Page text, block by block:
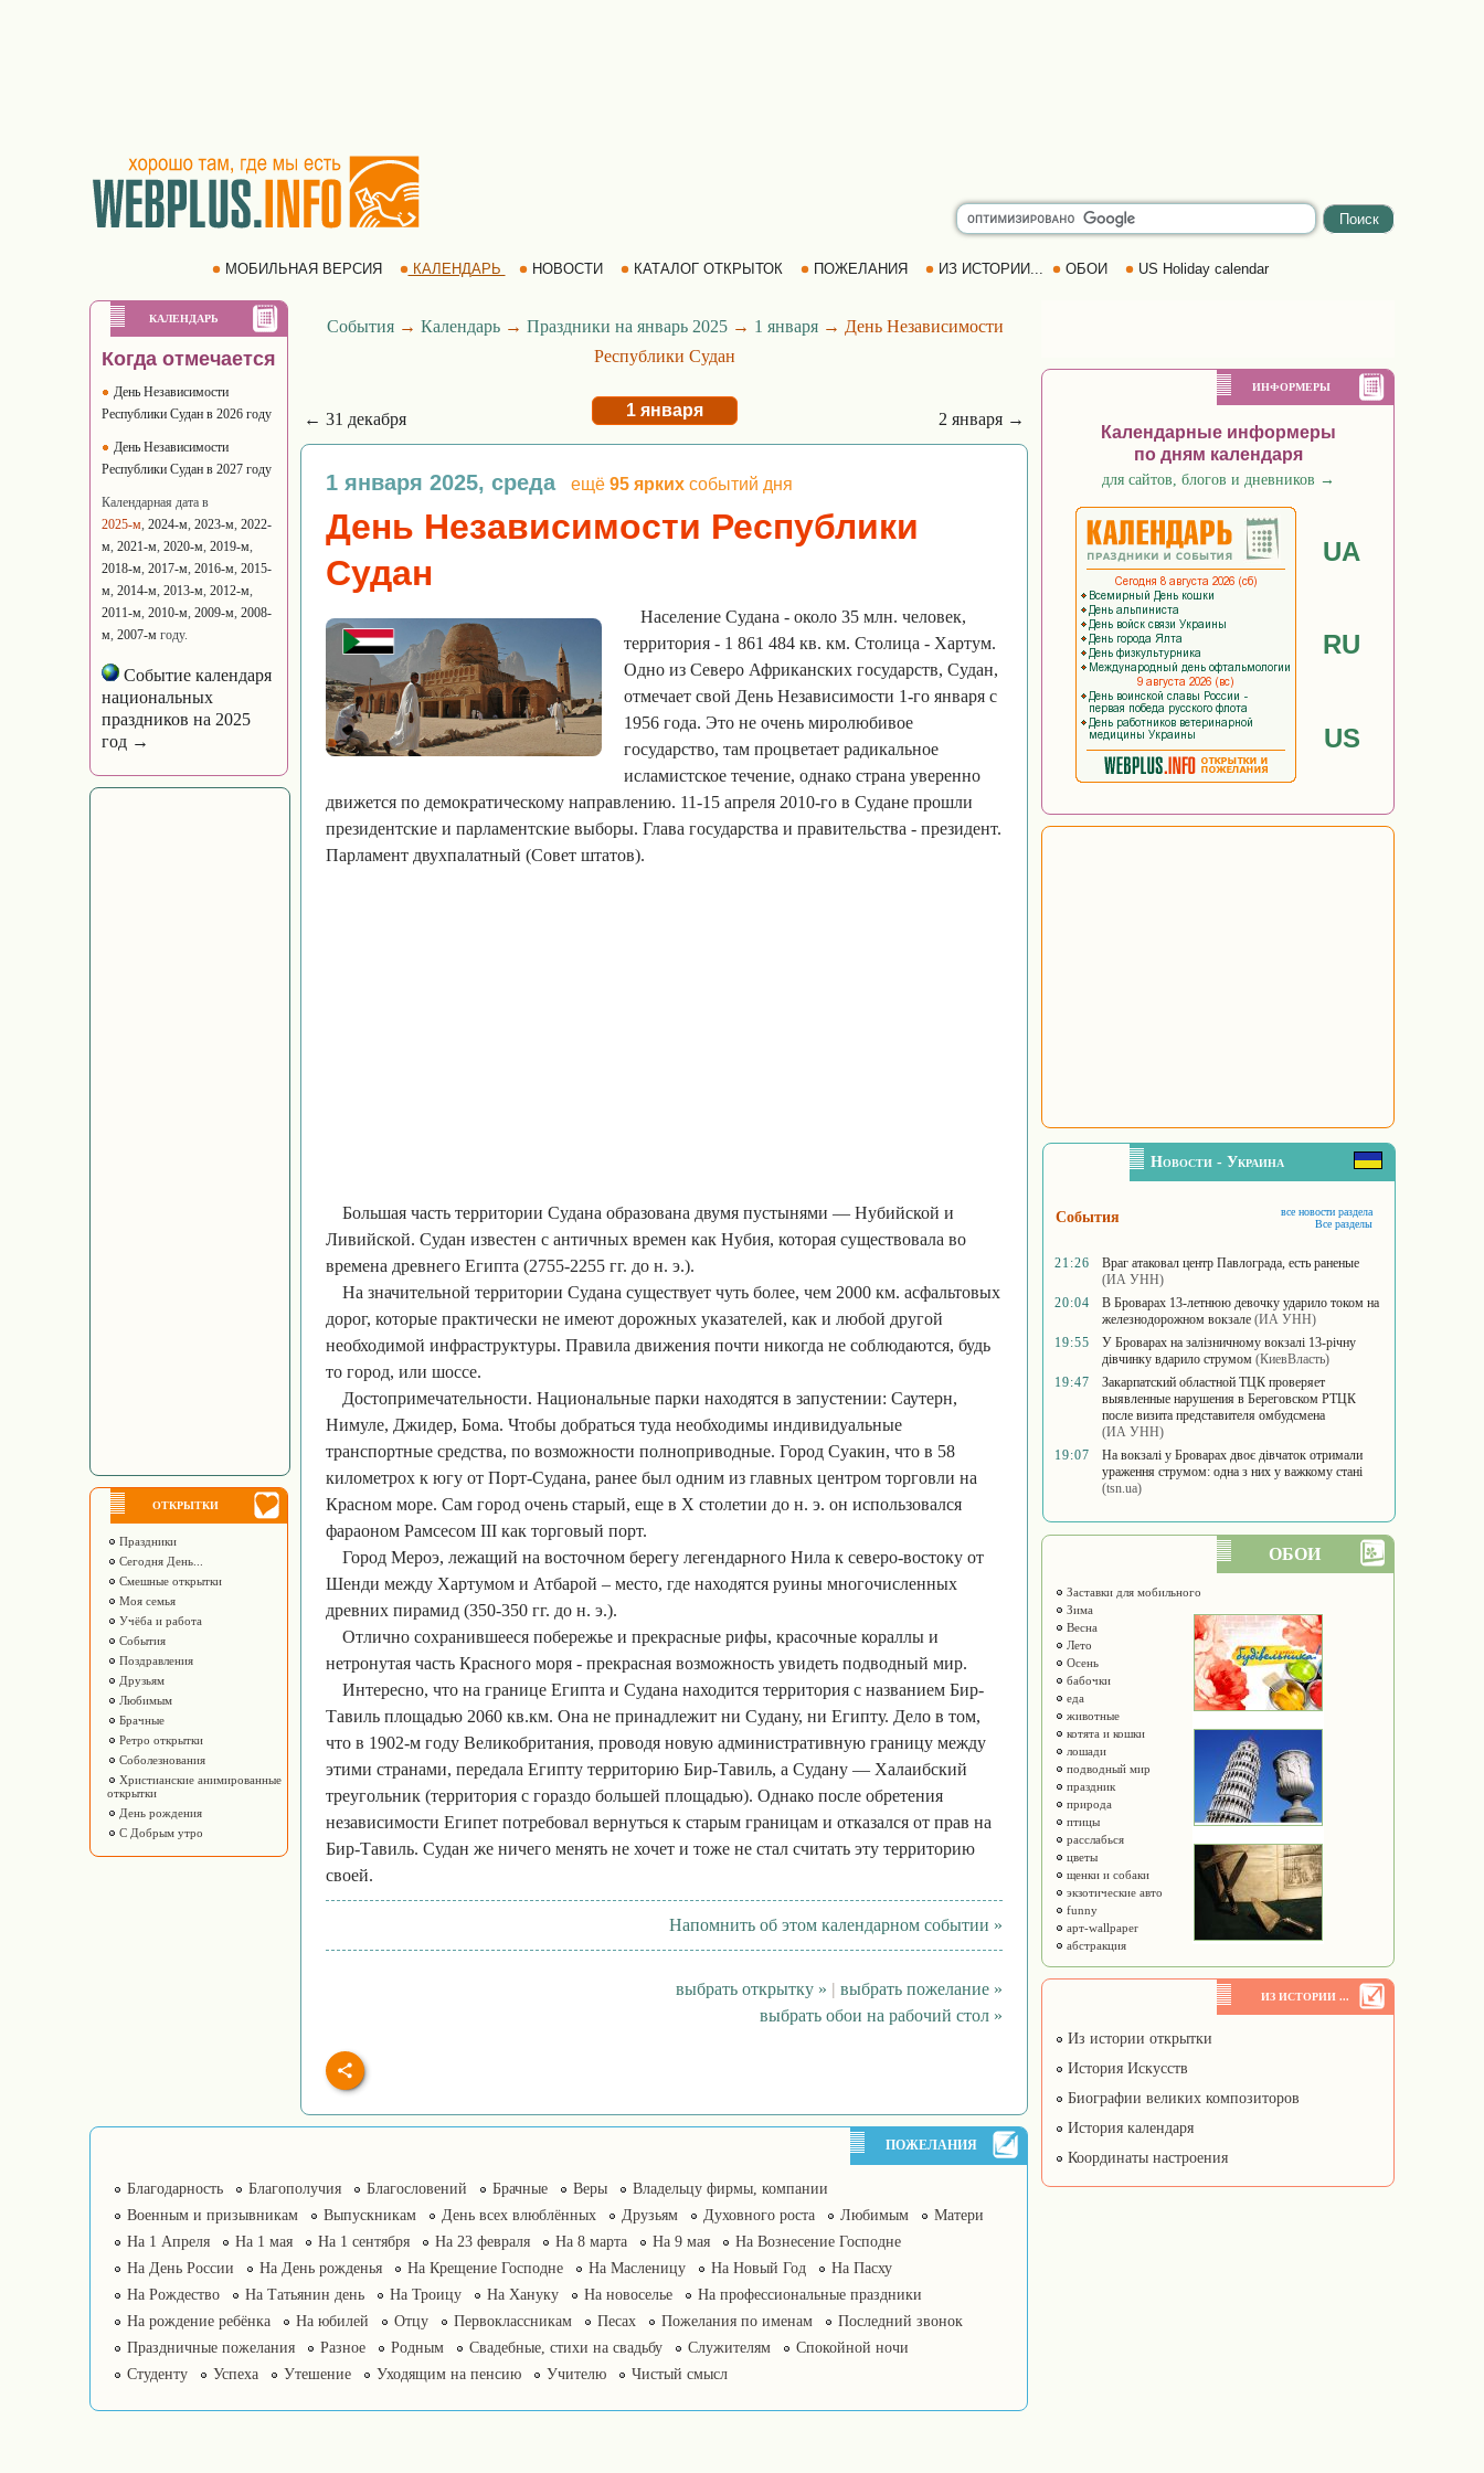
МОБИЛЬНАЯ ВЕРСИЯ КАЛЕНДАРЬ НОВОСТИ КАТАЛОГ ОТКРЫТОК ПОЖЕЛАНИЯ ИЗ ИСТОРИИ... ОБОИ US Holiday calendar
КАЛЕНДАРЬ
Когда отмечается
День Независимости
Республики Судан в 2026 году
День Независимости
Республики Судан в 2027 году
Календарная дата в
2025-м, 2024-м, 2023-м, 2022-
м, 2021-м, 2020-м, 2019-м,
2018-м, 2017-м, 2016-м, 2015-
м, 2014-м, 2013-м, 2012-м,
2011-м, 2010-м, 2009-м, 2008-
м, 2007-м году.
Событие календаря
национальных
праздников на 2025
год →
ОТКРЫТКИ
Праздники
Сегодня День...
Смешные открытки
Моя семья
Учёба и работа
События
Поздравления
Друзьям
Любимым
Брачные
Ретро открытки
Соболезнования
Христианские анимированные
открытки
День рождения
С Добрым утро
События→ Календарь→ Праздники на январь 2025→ 1 января→ День Независимости
Республики Судан
← 31 декабря 1 января 2 января →
1 января 2025, среда ещё 95 ярких событий дня
День Независимости Республики
Судан
Население Судана - около 35 млн. человек,
территория - 1 861 484 кв. км. Столица - Хартум.
Одно из Северо Африканских государств, Судан,
отмечает свой День Независимости 1-го января с
1956 года. Это не очень миролюбивое
государство, там процветает радикальное
исламистское течение, однако страна уверенно
движется по демократическому направлению. 11-15 апреля 2010-го в Судане прошли
президентские и парламентские выборы. Глава государства и правительства - президент.
Парламент двухпалатный (Совет штатов).
Большая часть территории Судана образована двумя пустынями — Нубийской и
Ливийской. Судан известен с античных времен как Нубия, которая существовала во
времена древнего Египта (2755-2255 гг. до н. э.).
На значительной территории Судана существует чуть более, чем 2000 км. асфальтовых
дорог, которые практически не имеют дорожных указателей, как и любой другой
необходимой инфраструктуры. Правила движения почти никогда не соблюдаются, будь
то город, или шоссе.
Достопримечательности. Национальные парки находятся в запустении: Саутерн,
Нимуле, Джидер, Бома. Чтобы добраться туда необходимы индивидуальные
транспортные средства, по возможности полноприводные. Город Суакин, что в 58
километрох к югу от Порт-Судана, ранее был одним из главных центром торговли на
Красном море. Сам город очень старый, еще в Х столетии до н. э. он использовался
фараоном Рамсесом III как торговый порт.
Город Мероэ, лежащий на восточном берегу легендарного Нила к северо-востоку от
Шенди между Хартумом и Атбарой – место, где находятся руины многочисленных
древних пирамид (350-350 гг. до н. э.).
Отлично сохранившееся побережье и прекрасные рифы, красочные кораллы и
нетронутая часть Красного моря - прекрасная возможность увидеть подводный мир.
Интересно, что на границе Египта и Судана находится территория с названием Бир-
Тавиль площадью 2060 кв.км. Она не принадлежит ни Судану, ни Египту. Дело в том,
что в 1902-м году Великобритания, проводя новую административную границу между
этими странами, передала Египту территорию Бир-Тавиль, а Судану — Халаибский
треугольник (территория с гораздо большей площадью). Однако после обретения
независимости Египет потребовал вернуться к старым границам и отказался от прав на
Бир-Тавиль. Судан же ничего менять не хочет и тоже не стал считать эту территорию
своей.
Напомнить об этом календарном событии »
выбрать открытку » | выбрать пожелание »
выбрать обои на рабочий стол »
ПОЖЕЛАНИЯ
Благодарность Благополучия Благословений Брачные Веры
Владельцу фирмы, компании
Военным и призывникам
Выпускникам День всех влюблённых Друзьям Духовного роста Любимым
Матери
На 1 Апреля
На 1 мая На 1 сентября На 23 февраля На 8 марта На 9 мая
На Вознесение Господне
На День России
На День рожденья На Крещение Господне На Масленицу На Новый Год
На Пасху
На Рождество
На Татьянин день На Троицу На Хануку На новоселье
На профессиональные праздники
На рождение ребёнка
На юбилей Отцу Первоклассникам Песах Пожелания по именам
Последний звонок
Праздничные пожелания
Разное Родным Свадебные, стихи на свадьбу Служителям
Спокойной ночи
Студенту
Успеха Утешение Уходящим на пенсию Учителю Чистый смысл
ИНФОРМЕРЫ
Календарные информеры
по дням календаря
для сайтов, блогов и дневников →
UA
RU
US
Новости - Украина
События
все новости раздела
Все разделы
21:26
Враг атаковал центр Павлограда, есть раненые
(ИА УНН)
20:04
В Броварах 13-летнюю девочку ударило током на
железнодорожном вокзале (ИА УНН)
19:55
У Броварах на залізничному вокзалі 13-річну
дівчинку вдарило струмом (КиевВласть)
19:47
Закарпатский областной ТЦК проверяет
выявленные нарушения в Береговском РТЦК
после визита представителя омбудсмена
(ИА УНН)
19:07
На вокзалі у Броварах двоє дівчаток отримали
ураження струмом: одна з них у важкому стані
(tsn.ua)
ОБОИ
Заставки для мобильного
Зима
Весна
Лето
Осень
бабочки
еда
животные
котята и кошки
лошади
подводный мир
праздник
природа
птицы
расслабься
цветы
щенки и собаки
экзотические авто
funny
арт-wallpaper
абстракция
ИЗ ИСТОРИИ ...
Из истории открытки
История Искусств
Биографии великих композиторов
История календаря
Координаты настроения